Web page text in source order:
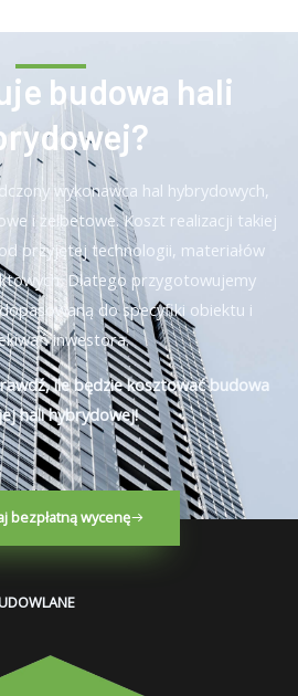
budowa hali
wykonawca hal hybrydowych,
i żelbetowe. Koszt realizacji takiej
przyjętej technologii, materiałów
Dlatego przygotowujemy
do specyfiki obiektu i
inwestora.
ile będzie kosztować budowa
hali hybrydowej!
bezpłatną wycenę